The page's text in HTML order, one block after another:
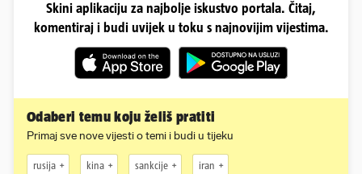
Skini aplikaciju za najbolje iskustvo portala. Čitaj,
komentiraj i budi uvijek u toku s najnovijim vijestima.
Odaberi temu koju želiš pratiti
Primaj sve nove vijesti o temi i budi u tijeku
rusija kina sankcije iran